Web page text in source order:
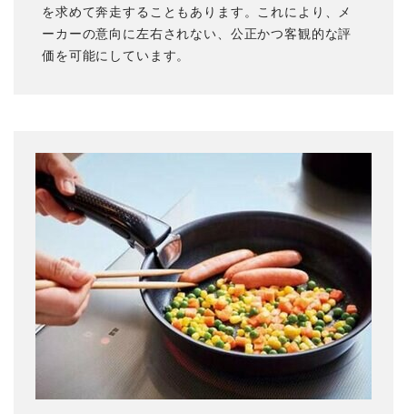
を求めて奔走することもあります。これにより、メ
ーカーの意向に左右されない、公正かつ客観的な評
価を可能にしています。